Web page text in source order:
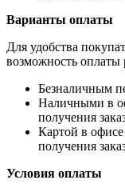
Варианты оплаты
Для удобства
возможность
Безналичным
Наличными в
получения
Картой в
получения
Условия оплаты